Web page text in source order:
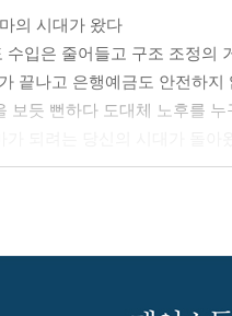
의 시대가 왔다
수입은 줄어들고 구조 조정의
끝나고 은행예금도 안전하
보듯 뻔하다 도대체 노후를
으면 결코 ‘부자 엄마’가 될
희망을 걸 것인가 ‘워프이론’
키워드와 유대의 지혜는 피처럼